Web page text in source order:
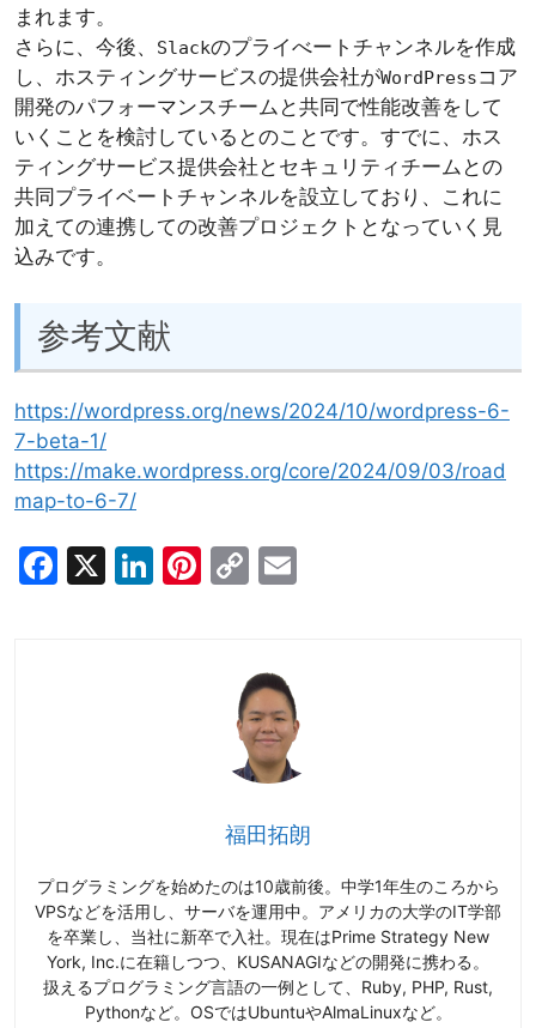
まれます。
さらに、今後、
Slackのプライべートチャンネルを作成
し、ホスティングサービスの提供会社がWordPressコア
開発のパフォーマンスチームと共同で性能改善をして
いくことを検討しているとのことです。すでに、ホス
ティングサービス提供会社とセキュリティチームとの
共同プライベートチャンネルを設立しており、これに
加えての連携しての改善プロジェクトとなっていく見
込みです。
参考文献
https://wordpress.org/news/2024/10/wordpress-6-
7-beta-1/
https://make.wordpress.org/core/2024/09/03/road
map-to-6-7/
F
X
Li Pi C
y
Li
n
k
福田拓朗
プログラミングを始めたのは10歳前後。中学1年生のころから
VPSなどを活用し、サーバを運用中。アメリカの大学のIT学部
を卒業し、当社に新卒で入社。現在はPrime Strategy New
York, Inc.に在籍しつつ、KUSANAGIなどの開発に携わる。
扱えるプログラミング言語の一例として、Ruby, PHP, Rust,
Pythonなど。OSではUbuntuやAlmaLinuxなど。